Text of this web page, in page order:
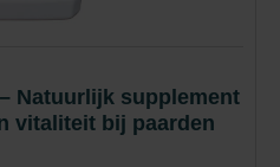
Natuurlijk supplement
vitaliteit bij paarden